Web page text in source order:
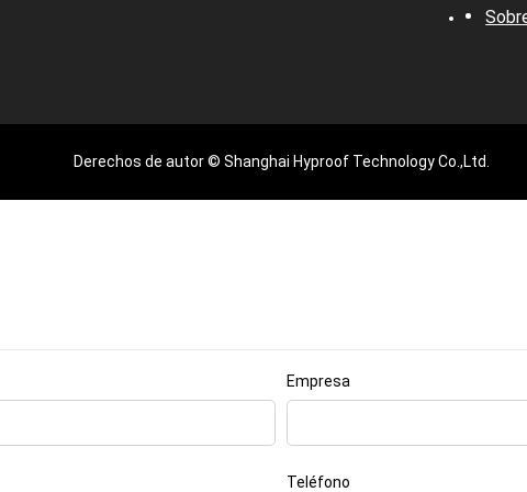
Derechos de autor © Shanghai Hyproof Technology Co.,Ltd.
Empresa
Teléfono